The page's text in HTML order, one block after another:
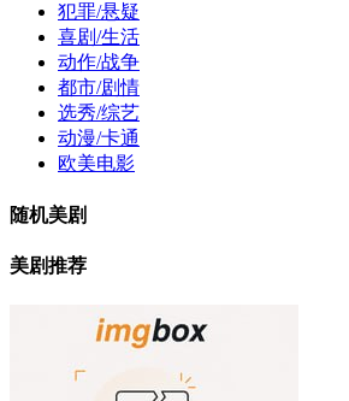
犯罪/悬疑
喜剧/生活
动作/战争
都市/剧情
选秀/综艺
动漫/卡通
欧美电影
随机美剧
美剧推荐